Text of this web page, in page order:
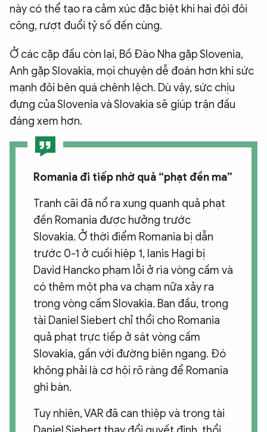
này có thể tạo ra cảm xúc đặc biệt khi hai đội đôi
công, rượt đuổi tỷ số đến cùng.
Ở các cặp đấu còn lại, Bồ Đào Nha gặp Slovenia,
Anh gặp Slovakia, mọi chuyện dễ đoán hơn khi sức
mạnh đôi bên quá chênh lệch. Dù vậy, sức chịu
đựng của Slovenia và Slovakia sẽ giúp trận đấu
đáng xem hơn.
Romania đi tiếp nhờ quả “phạt đền ma”
Tranh cãi đã nổ ra xung quanh quả phạt
đền Romania được hưởng trước
Slovakia. Ở thời điểm Romania bị dẫn
trước 0-1 ở cuối hiệp 1, Ianis Hagi bị
David Hancko phạm lỗi ở rìa vòng cấm và
có thêm một pha va chạm nữa xảy ra
trong vòng cấm Slovakia. Ban đầu, trọng
tài Daniel Siebert chỉ thổi cho Romania
quả phạt trực tiếp ở sát vòng cấm
Slovakia, gần với đường biên ngang. Đó
không phải là cơ hội rõ ràng để Romania
ghi bàn.
Tuy nhiên, VAR đã can thiệp và trọng tài